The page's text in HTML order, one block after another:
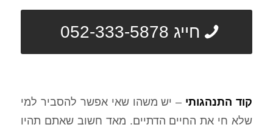
חייג 052-333-5878
קוד התנהגותי – יש משהו שאי אפשר להסביר למי
שלא חי את החיים הדתיים. מאד חשוב שאתם תהיו